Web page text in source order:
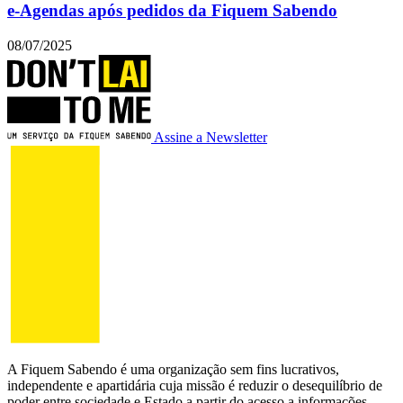
e-Agendas após pedidos da Fiquem Sabendo
08/07/2025
Assine a Newsletter
A Fiquem Sabendo é uma organização sem fins lucrativos,
independente e apartidária cuja missão é reduzir o desequilíbrio de